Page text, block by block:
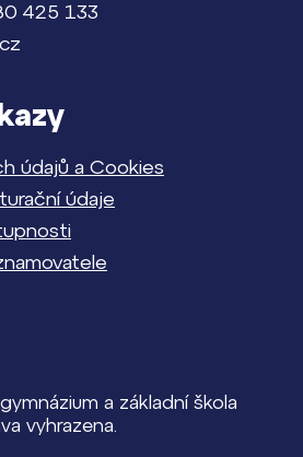
425 133
údajů a Cookies
údaje
a základní škola
vyhrazena.